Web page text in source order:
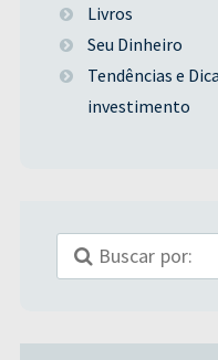
Livros
Seu Dinheiro
Tendências e
investimento